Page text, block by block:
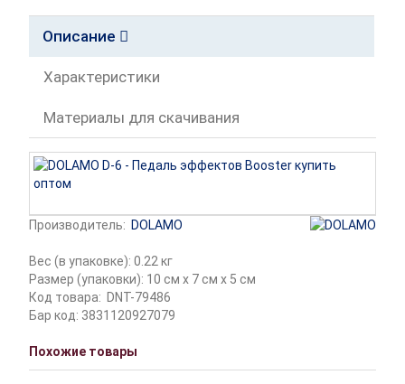
Описание
Характеристики
Материалы для скачивания
Производитель: DOLAMO
Вес (в упаковке): 0.22 кг
Размер (упаковки): 10 см x 7 см x 5 см
Код товара: DNT-79486
Бар код: 3831120927079
Похожие товары